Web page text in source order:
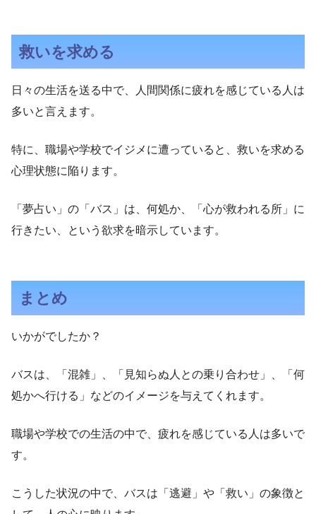
救いを求める
日々の生活を送る中で、人間関係に疲れを感じている人は
多いと言えます。
特に、職場や学校でイジメに遭っていると、救いを求める
心理状態に陥ります。
「夢占い」の「バス」は、何処か、「心が救われる所」に
行きたい、という欲求を暗示しています。
まとめ
いかがでしたか？
バスは、「混雑」、「見知らぬ人との乗り合わせ」、「何
処かへ行ける」などのイメージを与えてくれます。
職場や学校での生活の中で、疲れを感じている人は多いで
す。
こうした状況の中で、バスは「逃避」や「救い」の象徴と